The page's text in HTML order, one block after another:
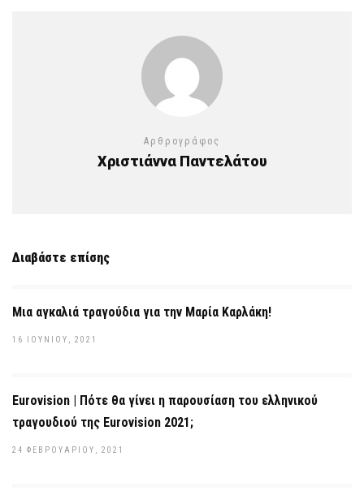
Αρθρογράφος
Χριστιάννα Παντελάτου
Διαβάστε επίσης
Mια αγκαλιά τραγούδια για την Μαρία Καρλάκη!
16 ΙΟΥΝΊΟΥ, 2021
Eurovision | Πότε θα γίνει η παρουσίαση του ελληνικού
τραγουδιού της Eurovision 2021;
24 ΦΕΒΡΟΥΑΡΊΟΥ, 2021